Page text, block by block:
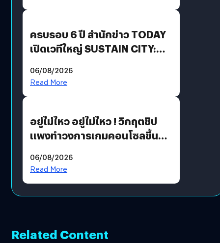
ครบรอบ 6 ปี สำนักข่าว TODAY
เปิดเวทีใหญ่ SUSTAIN CITY:
แนวทางปรับตัวสู่เศรษฐกิจสี
06/08/2026
Read More
อยู่ไม่ไหว อยู่ไม่ไหว ! วิกฤตชิป
แพงทำวงการเกมคอนโซลขึ้น
?
06/08/2026
Read More
Related Content